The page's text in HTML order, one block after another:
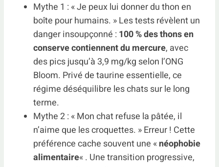
Mythe 1 : « Je peux lui donner du thon en
boîte pour humains. » Les tests révèlent un
danger insoupçonné : 100 % des thons en
conserve contiennent du mercure, avec
des pics jusqu’à 3,9 mg/kg selon l’ONG
Bloom. Privé de taurine essentielle, ce
régime déséquilibre les chats sur le long
terme.
Mythe 2 : « Mon chat refuse la pâtée, il
n’aime que les croquettes. » Erreur ! Cette
préférence cache souvent une «néophobie
alimentaire« . Une transition progressive,